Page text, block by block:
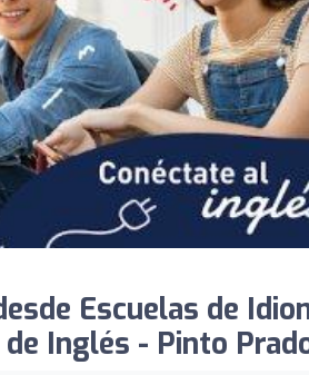
Escuelas de
Inglés - Pinto